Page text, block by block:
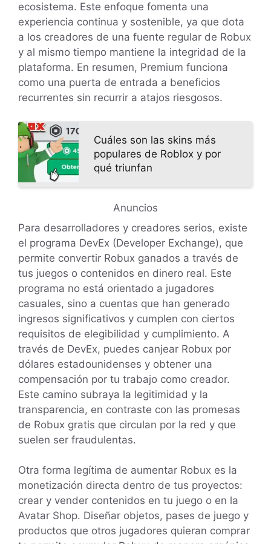
ecosistema. Este enfoque fomenta una
experiencia continua y sostenible, ya que dota
a los creadores de una fuente regular de Robux
y al mismo tiempo mantiene la integridad de la
plataforma. En resumen, Premium funciona
como una puerta de entrada a beneficios
recurrentes sin recurrir a atajos riesgosos.
Cuáles son las skins más
populares de Roblox y por
qué triunfan
Anuncios
Para desarrolladores y creadores serios, existe
el programa DevEx (Developer Exchange), que
permite convertir Robux ganados a través de
tus juegos o contenidos en dinero real. Este
programa no está orientado a jugadores
casuales, sino a cuentas que han generado
ingresos significativos y cumplen con ciertos
requisitos de elegibilidad y cumplimiento. A
través de DevEx, puedes canjear Robux por
dólares estadounidenses y obtener una
compensación por tu trabajo como creador.
Este camino subraya la legitimidad y la
transparencia, en contraste con las promesas
de Robux gratis que circulan por la red y que
suelen ser fraudulentas.
Otra forma legítima de aumentar Robux es la
monetización directa dentro de tus proyectos:
crear y vender contenidos en tu juego o en la
Avatar Shop. Diseñar objetos, pases de juego y
productos que otros jugadores quieran comprar